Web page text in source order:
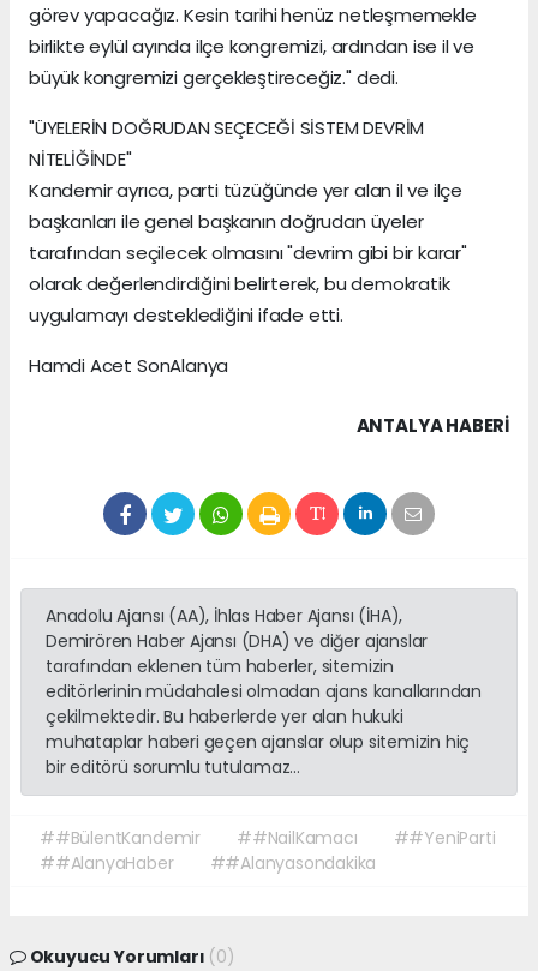
görev yapacağız. Kesin tarihi henüz netleşmemekle
birlikte eylül ayında ilçe kongremizi, ardından ise il ve
büyük kongremizi gerçekleştireceğiz." dedi.
"ÜYELERİN DOĞRUDAN SEÇECEĞİ SİSTEM DEVRİM
NİTELİĞİNDE"
Kandemir ayrıca, parti tüzüğünde yer alan il ve ilçe
başkanları ile genel başkanın doğrudan üyeler
tarafından seçilecek olmasını "devrim gibi bir karar"
olarak değerlendirdiğini belirterek, bu demokratik
uygulamayı desteklediğini ifade etti.
Hamdi Acet SonAlanya
ANTALYA HABERİ
Anadolu Ajansı (AA), İhlas Haber Ajansı (İHA),
Demirören Haber Ajansı (DHA) ve diğer ajanslar
tarafından eklenen tüm haberler, sitemizin
editörlerinin müdahalesi olmadan ajans kanallarından
çekilmektedir. Bu haberlerde yer alan hukuki
muhataplar haberi geçen ajanslar olup sitemizin hiç
bir editörü sorumlu tutulamaz...
##BülentKandemir ##NailKamacı
##YeniParti
##AlanyaHaber
##Alanyasondakika
Okuyucu Yorumları (0)